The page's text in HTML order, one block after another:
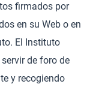
firmados por
en su Web o en
El Instituto
de foro de
y recogiendo